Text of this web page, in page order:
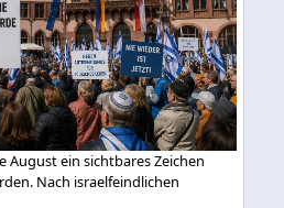
August ein sichtbares Zeichen
Nach israelfeindlichen